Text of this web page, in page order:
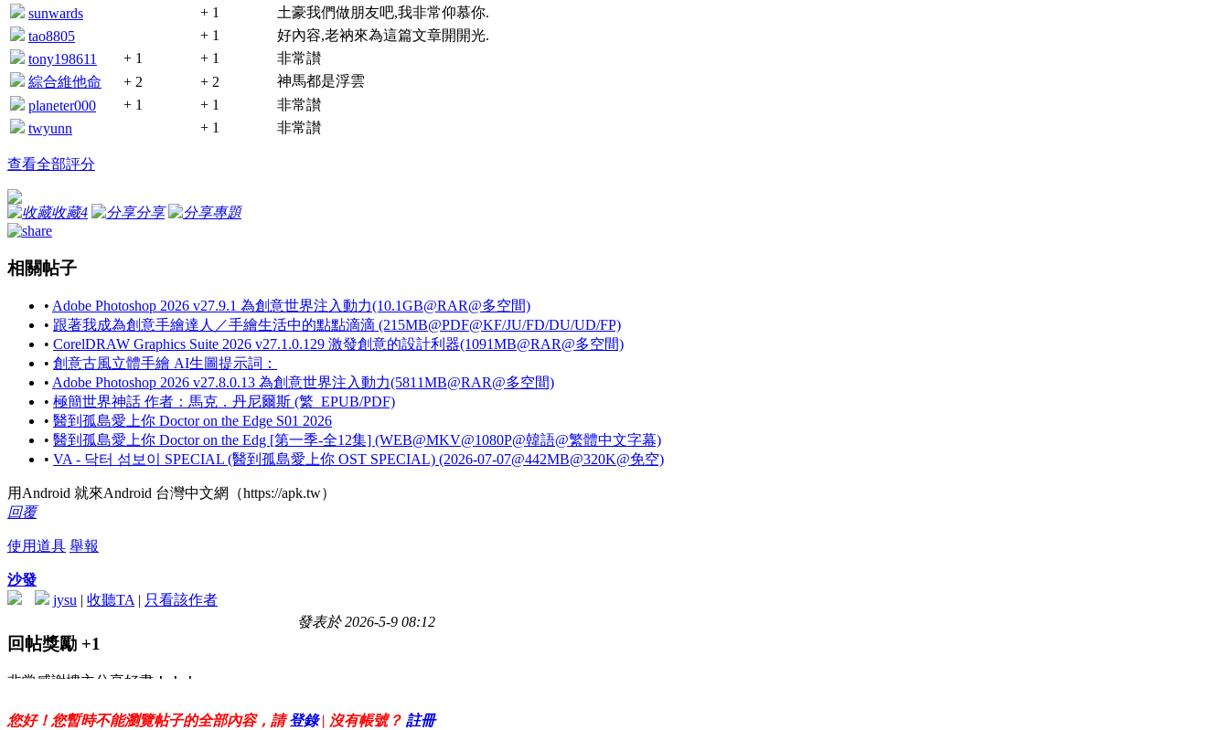
sunwards
+ 1
土豪我們做朋友吧,我非常仰慕你.
tao8805
+ 1
好內容,老衲來為這篇文章開開光.
tony198611
+ 1 + 1
非常讃
綜合維他命
+ 2 + 2
神馬都是浮雲
planeter000
+ 1 + 1
非常讃
twyunn
+ 1 非常讃
查看全部評分
收藏4 分享 專題
相關帖子
• Adobe Photoshop 2026 v27.9.1 為創意世界注入動力(10.1GB@RAR@多空間)
• 跟著我成為創意手繪達人／手繪生活中的點點滴滴 (215MB@PDF@KF/JU/FD/DU/UD/FP)
• CorelDRAW Graphics Suite 2026 v27.1.0.129 激發創意的設計利器(1091MB@RAR@多空間)
• 創意古風立體手繪 AI生圖提示詞：
• Adobe Photoshop 2026 v27.8.0.13 為創意世界注入動力(5811MB@RAR@多空間)
• 極簡世界神話 作者：馬克．丹尼爾斯 (繁_EPUB/PDF)
• 醫到孤島愛上你 Doctor on the Edge S01 2026
• 醫到孤島愛上你 Doctor on the Edg [第一季-全12集] (WEB@MKV@1080P@韓語@繁體中文字幕)
• VA - 닥터 섬보이 SPECIAL (醫到孤島愛上你 OST SPECIAL) (2026-07-07@442MB@320K@免空)
用Android 就來Android 台灣中文網（https://apk.tw）
回覆
使用道具 舉報
沙發
jysu | 收聽TA | 只看該作者
發表於 2026-5-9 08:12
回帖獎勵 +1
非常感謝樓主分享好書！！！
您好！您暫時不能瀏覽帖子的全部內容，請登錄 | 沒有帳號？ 註冊